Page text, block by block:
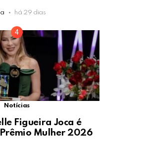
há 29 dias
Notícias
Figueira Joca é
Mulher 2026